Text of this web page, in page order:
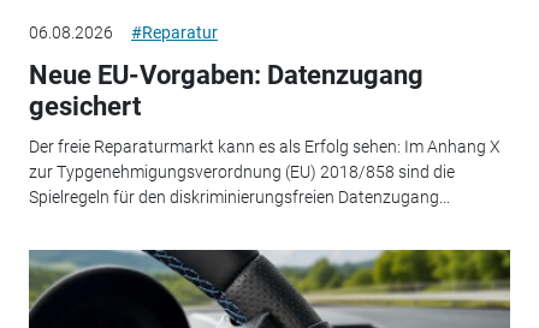
06.08.2026 #Reparatur
Neue EU-Vorgaben: Datenzugang
gesichert
Der freie Reparaturmarkt kann es als Erfolg sehen: Im Anhang X
zur Typgenehmigungsverordnung (EU) 2018/858 sind die
Spielregeln für den diskriminierungsfreien Datenzugang...